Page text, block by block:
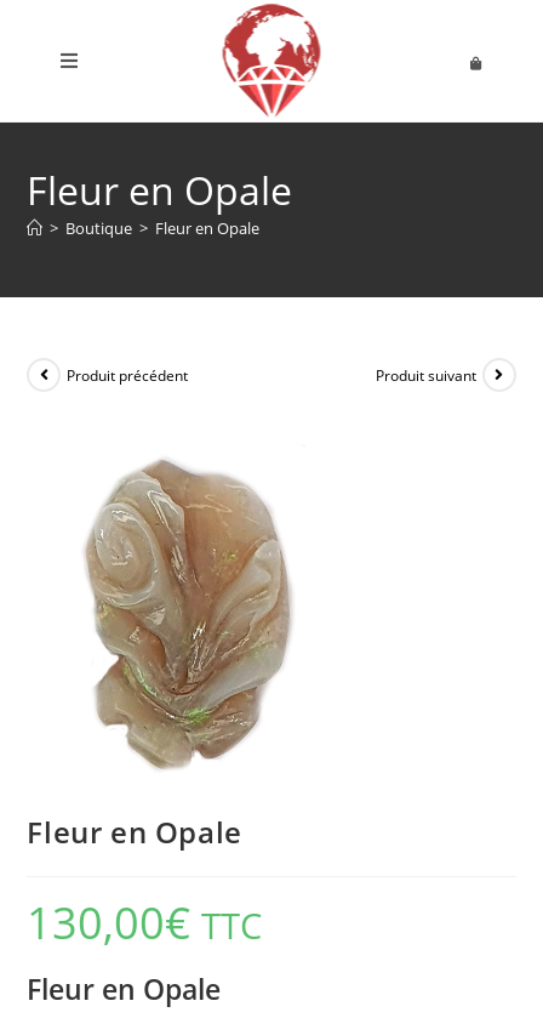
Fleur en Opale
> Boutique > Fleur en Opale
Produit précédent Produit suivant
Fleur en Opale
130,00€ TTC
Fleur en Opale